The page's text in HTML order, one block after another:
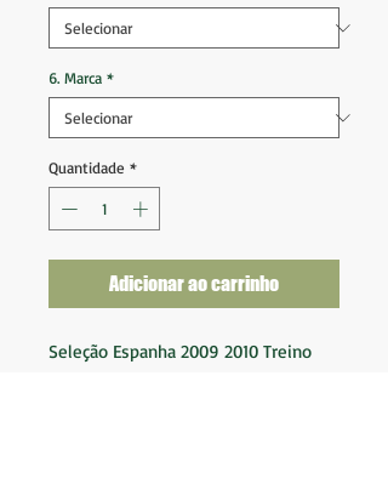
6. Marca *
Quantidade *
Adicionar ao carrinho
Seleção Espanha 2009 2010 Treino